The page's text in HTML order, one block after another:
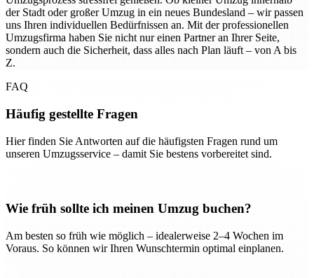
der Stadt oder großer Umzug in ein neues Bundesland – wir passen
uns Ihren individuellen Bedürfnissen an. Mit der professionellen
Umzugsfirma haben Sie nicht nur einen Partner an Ihrer Seite,
sondern auch die Sicherheit, dass alles nach Plan läuft – von A bis
Z.
FAQ
Häufig gestellte Fragen
Hier finden Sie Antworten auf die häufigsten Fragen rund um
unseren Umzugsservice – damit Sie bestens vorbereitet sind.
Wie früh sollte ich meinen Umzug buchen?
Am besten so früh wie möglich – idealerweise 2–4 Wochen im
Voraus. So können wir Ihren Wunschtermin optimal einplanen.